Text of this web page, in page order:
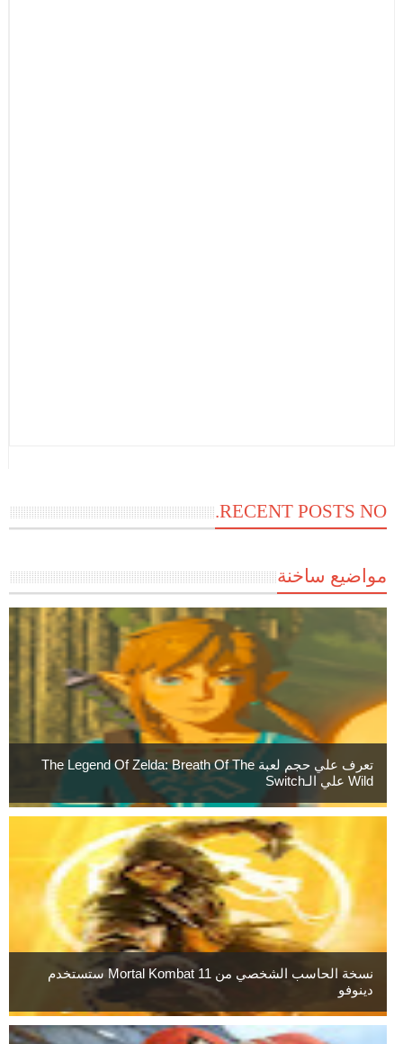
RECENT POSTS NO.
مواضيع ساخنة
تعرف علي حجم لعبة The Legend Of Zelda: Breath Of The
Wild علي الـSwitch
نسخة الحاسب الشخصي من Mortal Kombat 11 ستستخدم
دينوفو